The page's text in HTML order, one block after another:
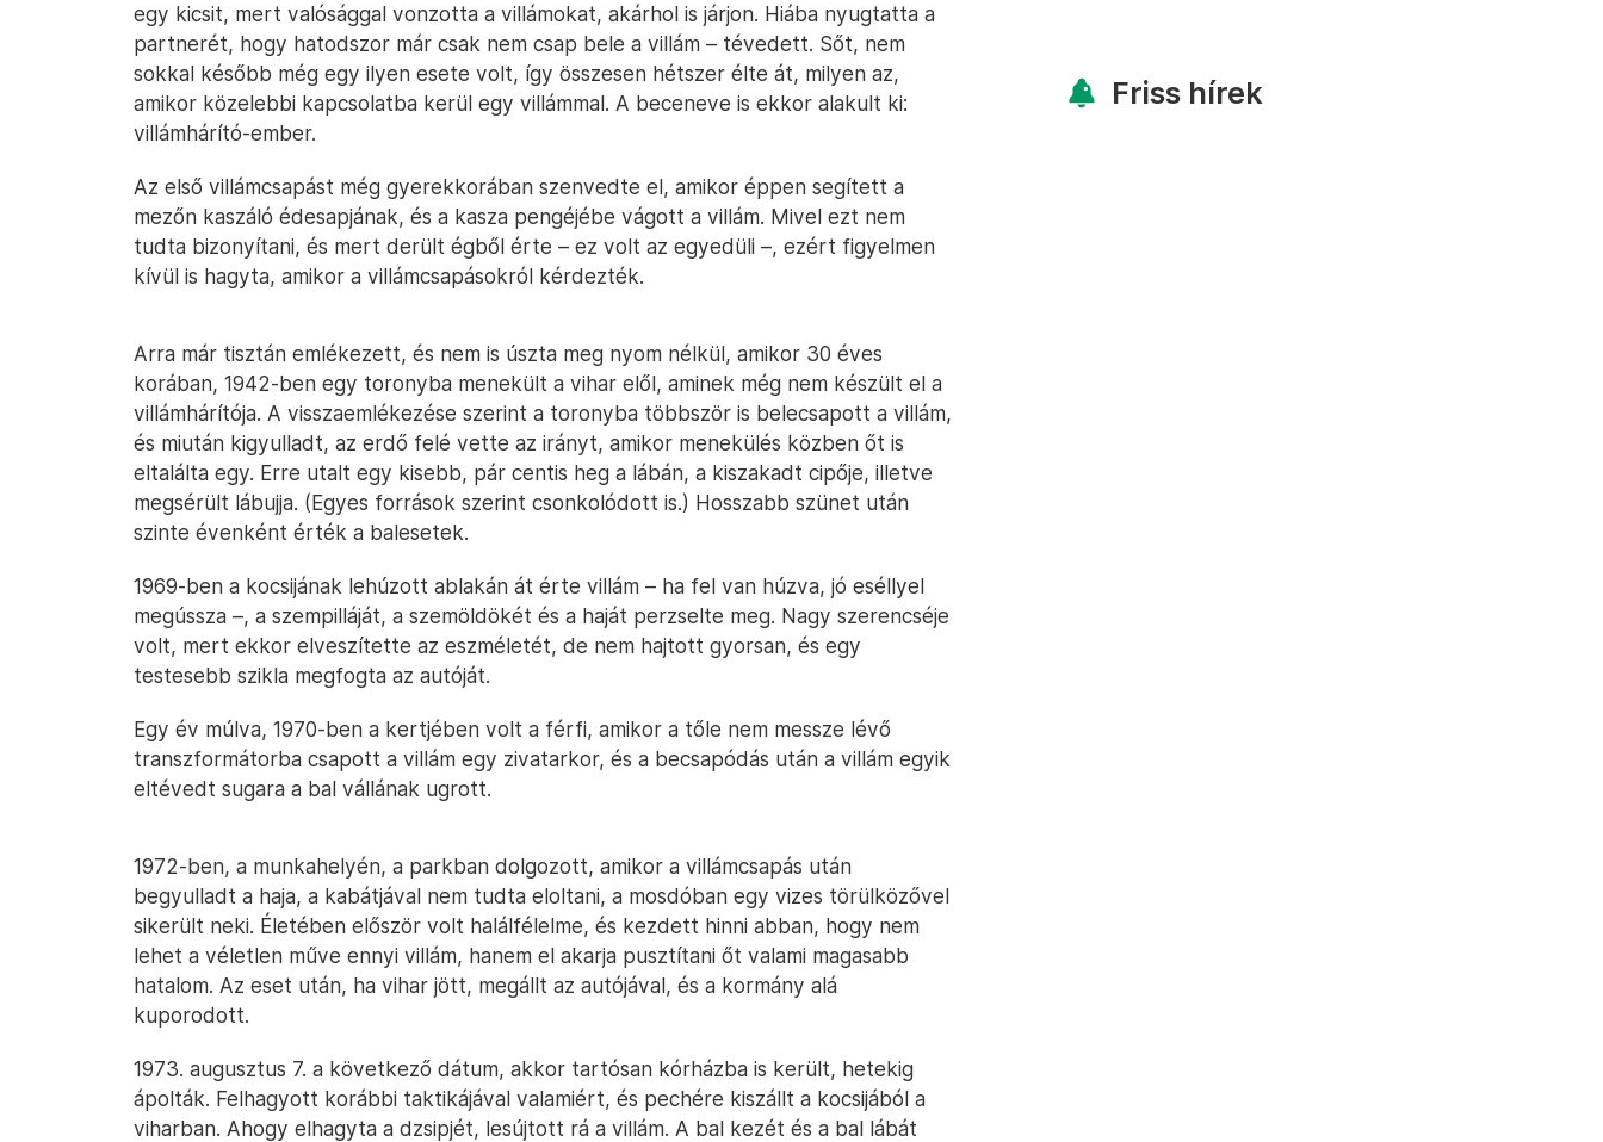
egy kicsit, mert valósággal vonzotta a villámokat, akárhol is járjon. Hiába nyugtatta a
partnerét, hogy hatodszor már csak nem csap bele a villám – tévedett. Sőt, nem
sokkal később még egy ilyen esete volt, így összesen hétszer élte át, milyen az,
amikor közelebbi kapcsolatba kerül egy villámmal. A beceneve is ekkor alakult ki:
villámhárító-ember.
Az első villámcsapást még gyerekkorában szenvedte el, amikor éppen segített a
mezőn kaszáló édesapjának, és a kasza pengéjébe vágott a villám. Mivel ezt nem
tudta bizonyítani, és mert derült égből érte – ez volt az egyedüli –, ezért figyelmen
kívül is hagyta, amikor a villámcsapásokról kérdezték.
Arra már tisztán emlékezett, és nem is úszta meg nyom nélkül, amikor 30 éves
korában, 1942-ben egy toronyba menekült a vihar elől, aminek még nem készült el a
villámhárítója. A visszaemlékezése szerint a toronyba többször is belecsapott a villám,
és miután kigyulladt, az erdő felé vette az irányt, amikor menekülés közben őt is
eltalálta egy. Erre utalt egy kisebb, pár centis heg a lábán, a kiszakadt cipője, illetve
megsérült lábujja. (Egyes források szerint csonkolódott is.) Hosszabb szünet után
szinte évenként érték a balesetek.
1969-ben a kocsijának lehúzott ablakán át érte villám – ha fel van húzva, jó eséllyel
megússza –, a szempilláját, a szemöldökét és a haját perzselte meg. Nagy szerencséje
volt, mert ekkor elveszítette az eszméletét, de nem hajtott gyorsan, és egy
testesebb szikla megfogta az autóját.
Egy év múlva, 1970-ben a kertjében volt a férfi, amikor a tőle nem messze lévő
transzformátorba csapott a villám egy zivatarkor, és a becsapódás után a villám egyik
eltévedt sugara a bal vállának ugrott.
1972-ben, a munkahelyén, a parkban dolgozott, amikor a villámcsapás után
begyulladt a haja, a kabátjával nem tudta eloltani, a mosdóban egy vizes törülközővel
sikerült neki. Életében először volt halálfélelme, és kezdett hinni abban, hogy nem
lehet a véletlen műve ennyi villám, hanem el akarja pusztítani őt valami magasabb
hatalom. Az eset után, ha vihar jött, megállt az autójával, és a kormány alá
kuporodott.
1973. augusztus 7. a következő dátum, akkor tartósan kórházba is került, hetekig
ápolták. Felhagyott korábbi taktikájával valamiért, és pechére kiszállt a kocsijából a
viharban. Ahogy elhagyta a dzsipjét, lesújtott rá a villám. A bal kezét és a bal lábát
Friss hírek